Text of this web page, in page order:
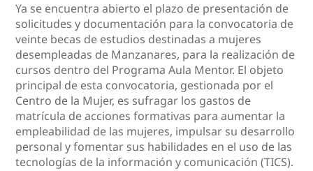
Ya se encuentra abierto el plazo de presentación de
solicitudes y documentación para la convocatoria de
veinte becas de estudios destinadas a mujeres
desempleadas de Manzanares, para la realización de
cursos dentro del Programa Aula Mentor. El objeto
principal de esta convocatoria, gestionada por el
Centro de la Mujer, es sufragar los gastos de
matrícula de acciones formativas para aumentar la
empleabilidad de las mujeres, impulsar su desarrollo
personal y fomentar sus habilidades en el uso de las
tecnologías de la información y comunicación (TICS).